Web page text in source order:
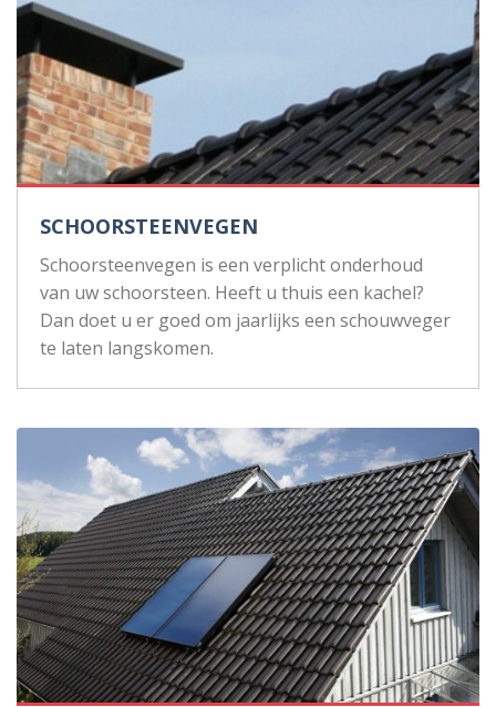
SCHOORSTEENVEGEN
Schoorsteenvegen is een verplicht onderhoud
van uw schoorsteen. Heeft u thuis een kachel?
Dan doet u er goed om jaarlijks een schouwveger
te laten langskomen.